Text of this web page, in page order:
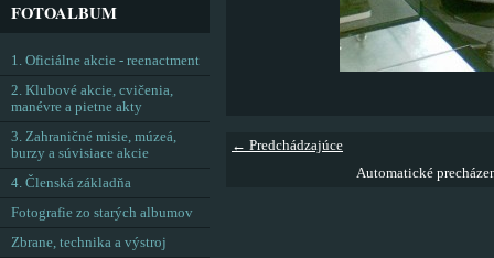
← Predchádzajúce
Automatické
FOTOALBUM
1. Oficiálne akcie - reenactment
2. Klubové akcie, cvičenia,
manévre a pietne akty
3. Zahraničné misie, múzeá,
burzy a súvisiace akcie
4. Členská základňa
Fotografie zo starých albumov
Zbrane, technika a výstroj